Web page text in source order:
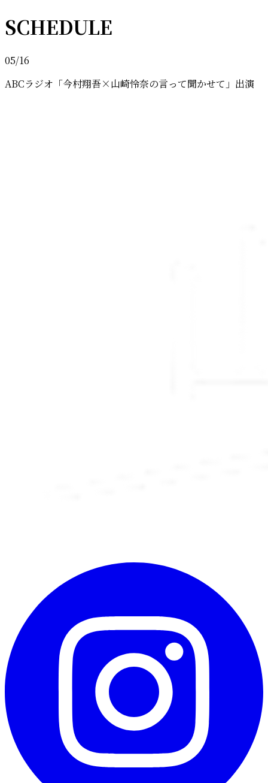
SCHEDULE
05/16
ABCラジオ「今村翔吾×山崎怜奈の言って聞かせて」出演